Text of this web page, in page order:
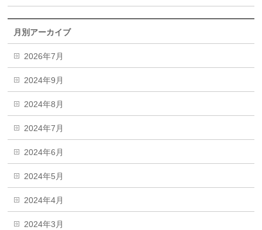
月別アーカイブ
2026年7月
2024年9月
2024年8月
2024年7月
2024年6月
2024年5月
2024年4月
2024年3月